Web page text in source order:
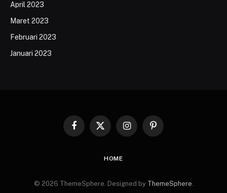
April 2023
Maret 2023
Februari 2023
Januari 2023
Facebook
X
InstagramPinterest
HOME
© 2026 ThemeSphere. Designed by ThemeSphere.